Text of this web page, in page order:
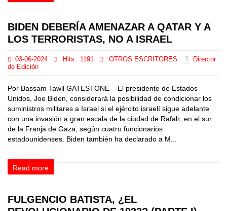
BIDEN DEBERÍA AMENAZAR A QATAR Y A
LOS TERRORISTAS, NO A ISRAEL
03-06-2024 Hits: 1191 OTROS ESCRITORES
Director
de Edición
Por Bassam Tawil GATESTONE El presidente de Estados
Unidos, Joe Biden, considerará la posibilidad de condicionar los
suministros militares a Israel si el ejército israelí sigue adelante
con una invasión a gran escala de la ciudad de Rafah, en el sur
de la Franja de Gaza, según cuatro funcionarios
estadounidenses. Biden también ha declarado a M...
Read more
FULGENCIO BATISTA, ¿EL